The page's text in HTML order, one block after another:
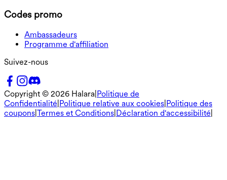
Codes promo
Ambassadeurs
Programme d'affiliation
Suivez-nous
Copyright © 2026 Halara Politique de
Confidentialité Politique relative aux cookies Politique des
coupons Termes et Conditions Déclaration d'accessibilité